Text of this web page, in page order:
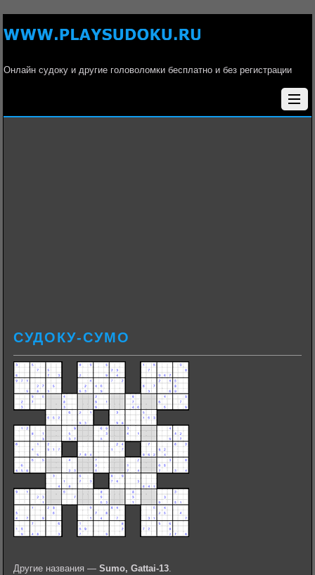
Онлайн судоку и другие головоломки бесплатно и без регистрации
СУДОКУ-СУМО
Другие названия — Sumo, Gattai-13.